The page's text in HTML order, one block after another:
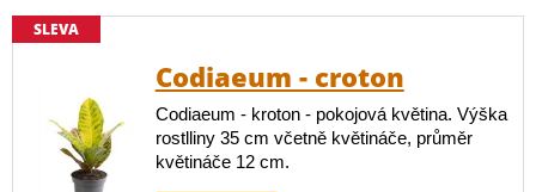
SLEVA
Codiaeum - croton
Codiaeum - kroton - pokojová květina. Výška
rostlliny 35 cm včetně květináče, průměr
květináče 12 cm.